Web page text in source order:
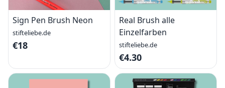
Sign Pen Brush Neon
stifteliebe.de
€18
Real Brush alle
Einzelfarben
stifteliebe.de
€4.30